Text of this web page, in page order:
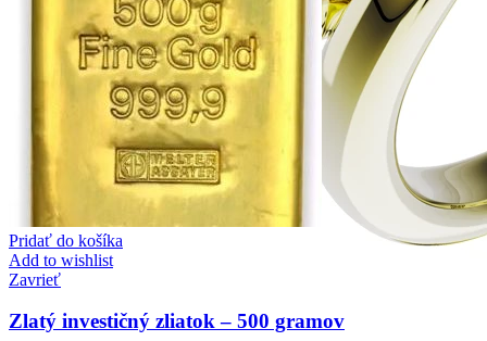
Pridať do košíka
Add to wishlist
Zavrieť
Zlatý investičný zliatok – 500 gramov